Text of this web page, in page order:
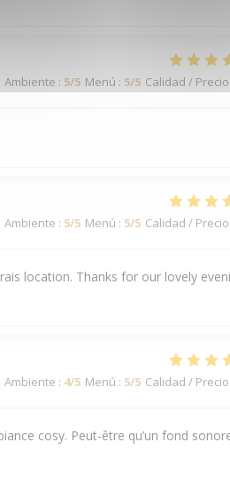
Ambiente : 5/5 Menú : 5/5 Calidad / Precio
Ambiente : 5/5 Menú : 5/5 Calidad / Precio
location. Thanks for our lovely
Ambiente : 4/5 Menú : 5/5 Calidad / Precio
cosy. Peut-être qu’un fond